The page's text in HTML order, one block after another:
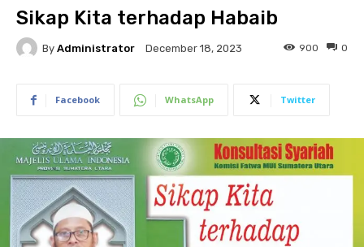
Sikap Kita terhadap Habaib
By Administrator December 18, 2023 0
900
Facebook WhatsApp Twitter